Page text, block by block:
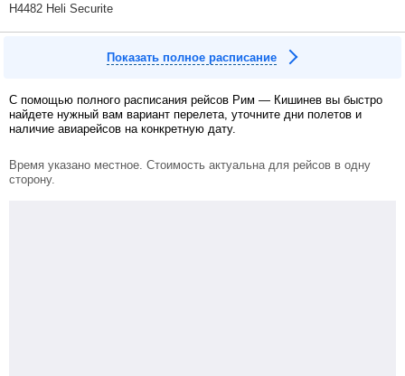
H4482 Heli Securite
Показать полное расписание
С помощью полного расписания рейсов Рим — Кишинев вы быстро
найдете нужный вам вариант перелета, уточните дни полетов и
наличие авиарейсов на конкретную дату.
Время указано местное. Стоимость актуальна для рейсов в одну
сторону.